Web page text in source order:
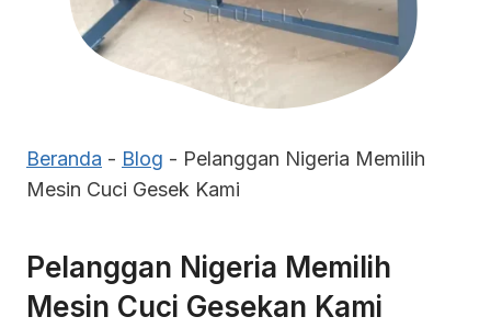
Beranda - Blog - Pelanggan Nigeria Memilih
Mesin Cuci Gesek Kami
Pelanggan Nigeria Memilih
Mesin Cuci Gesekan Kami